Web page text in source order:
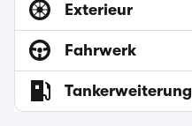
Exterieur
Fahrwerk
Tankerweiterung